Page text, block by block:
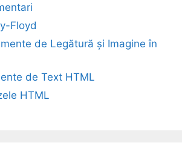
Floyd
de Legătură și Imagine în
de Text HTML
HTML